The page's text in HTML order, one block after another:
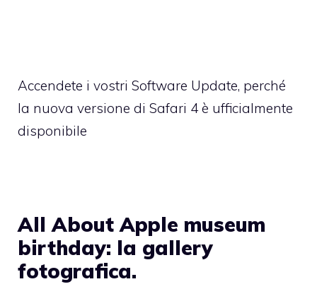
Accendete i vostri Software Update, perché
la nuova versione di Safari 4 è ufficialmente
disponibile
All About Apple museum
birthday: la gallery
fotografica.